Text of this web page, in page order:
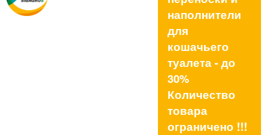
наполнители
для
кошачьего
туалета - до
30%
Количество
товара
ограничено !!!